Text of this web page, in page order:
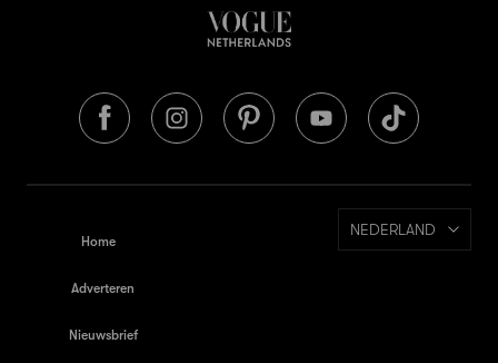
Home
Adverteren
Nieuwsbrief
NEDERLAND